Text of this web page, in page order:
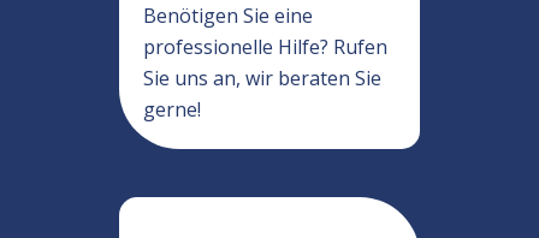
Benötigen Sie eine
professionelle Hilfe? Rufen
Sie uns an, wir beraten Sie
gerne!